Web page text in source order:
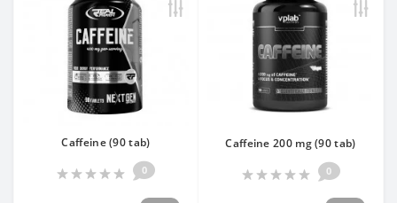
Caffeine (90 tab)
0
Caffeine 200 mg (90 tab)
0